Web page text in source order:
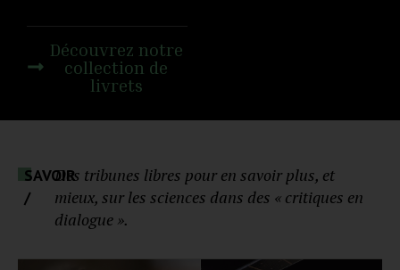
Découvrez notre
collection de
livrets
SAVOIR
/
Des tribunes libres pour en savoir plus, et
mieux, sur les sciences dans des « critiques en
dialogue ».